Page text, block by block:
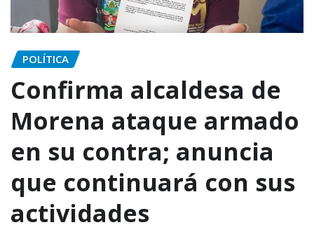
POLÍTICA
Confirma alcaldesa de
Morena ataque armado
en su contra; anuncia
que continuará con sus
actividades